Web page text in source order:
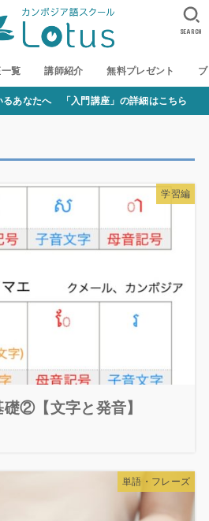
覧 講師紹介 無料プレゼント
SEARCH
るあなたへ 「入門講座」の詳細はこちら
学習編
②【文字と発音】
単語・フレーズ